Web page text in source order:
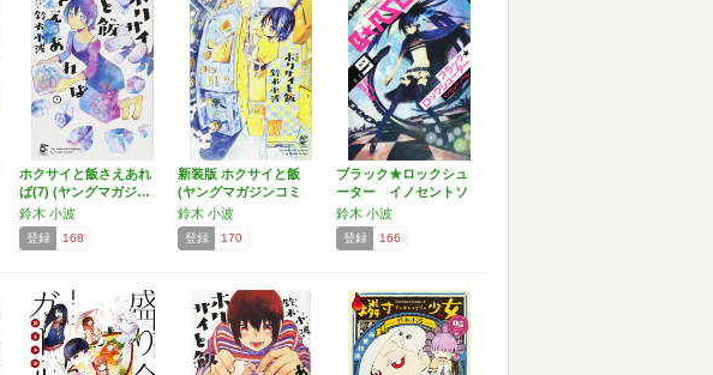
ホクサイと飯さえあれ
ば(7) (ヤングマガジ…
鈴木 小波
登録 168
新装版 ホクサイと飯
(ヤングマガジンコミ
ッ…
鈴木 小波
登録 170
ブラック★ロックシュ
ーター イノセントソ
ウル…
鈴木 小波
登録 166